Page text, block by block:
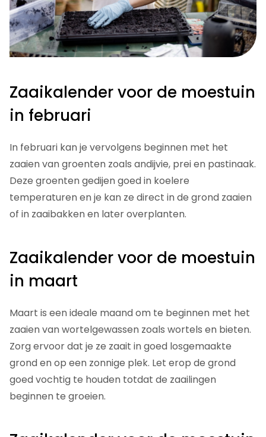
Zaaikalender voor de moestuin
in februari
In februari kan je vervolgens beginnen met het
zaaien van groenten zoals andijvie, prei en pastinaak.
Deze groenten gedijen goed in koelere
temperaturen en je kan ze direct in de grond zaaien
of in zaaibakken en later overplanten.
Zaaikalender voor de moestuin
in maart
Maart is een ideale maand om te beginnen met het
zaaien van wortelgewassen zoals wortels en bieten.
Zorg ervoor dat je ze zaait in goed losgemaakte
grond en op een zonnige plek. Let erop de grond
goed vochtig te houden totdat de zaailingen
beginnen te groeien.